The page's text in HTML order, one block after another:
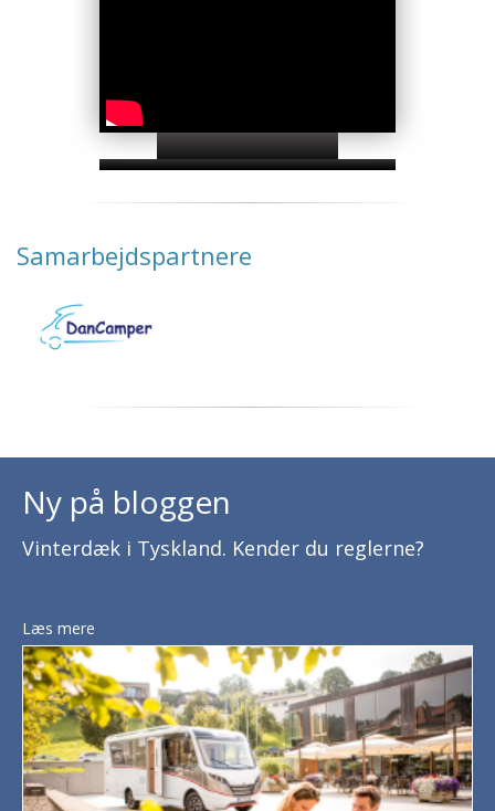
Samarbejdspartnere
Ny på bloggen
Vinterdæk i Tyskland. Kender du reglerne?
Læs mere